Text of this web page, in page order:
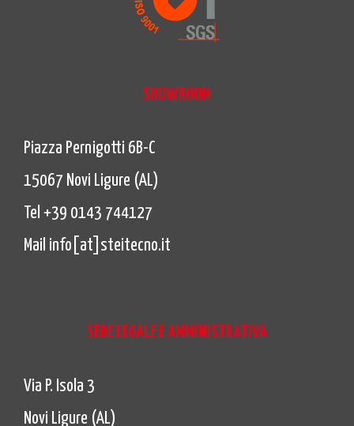
SHOWROOM
Piazza Pernigotti 6B-C
15067 Novi Ligure (AL)
Tel +39 0143 744127
Mail info[at]steitecno.it
SEDE LEGALE E AMMINISTRATIVA
Via P. Isola 3
Novi Ligure (AL)